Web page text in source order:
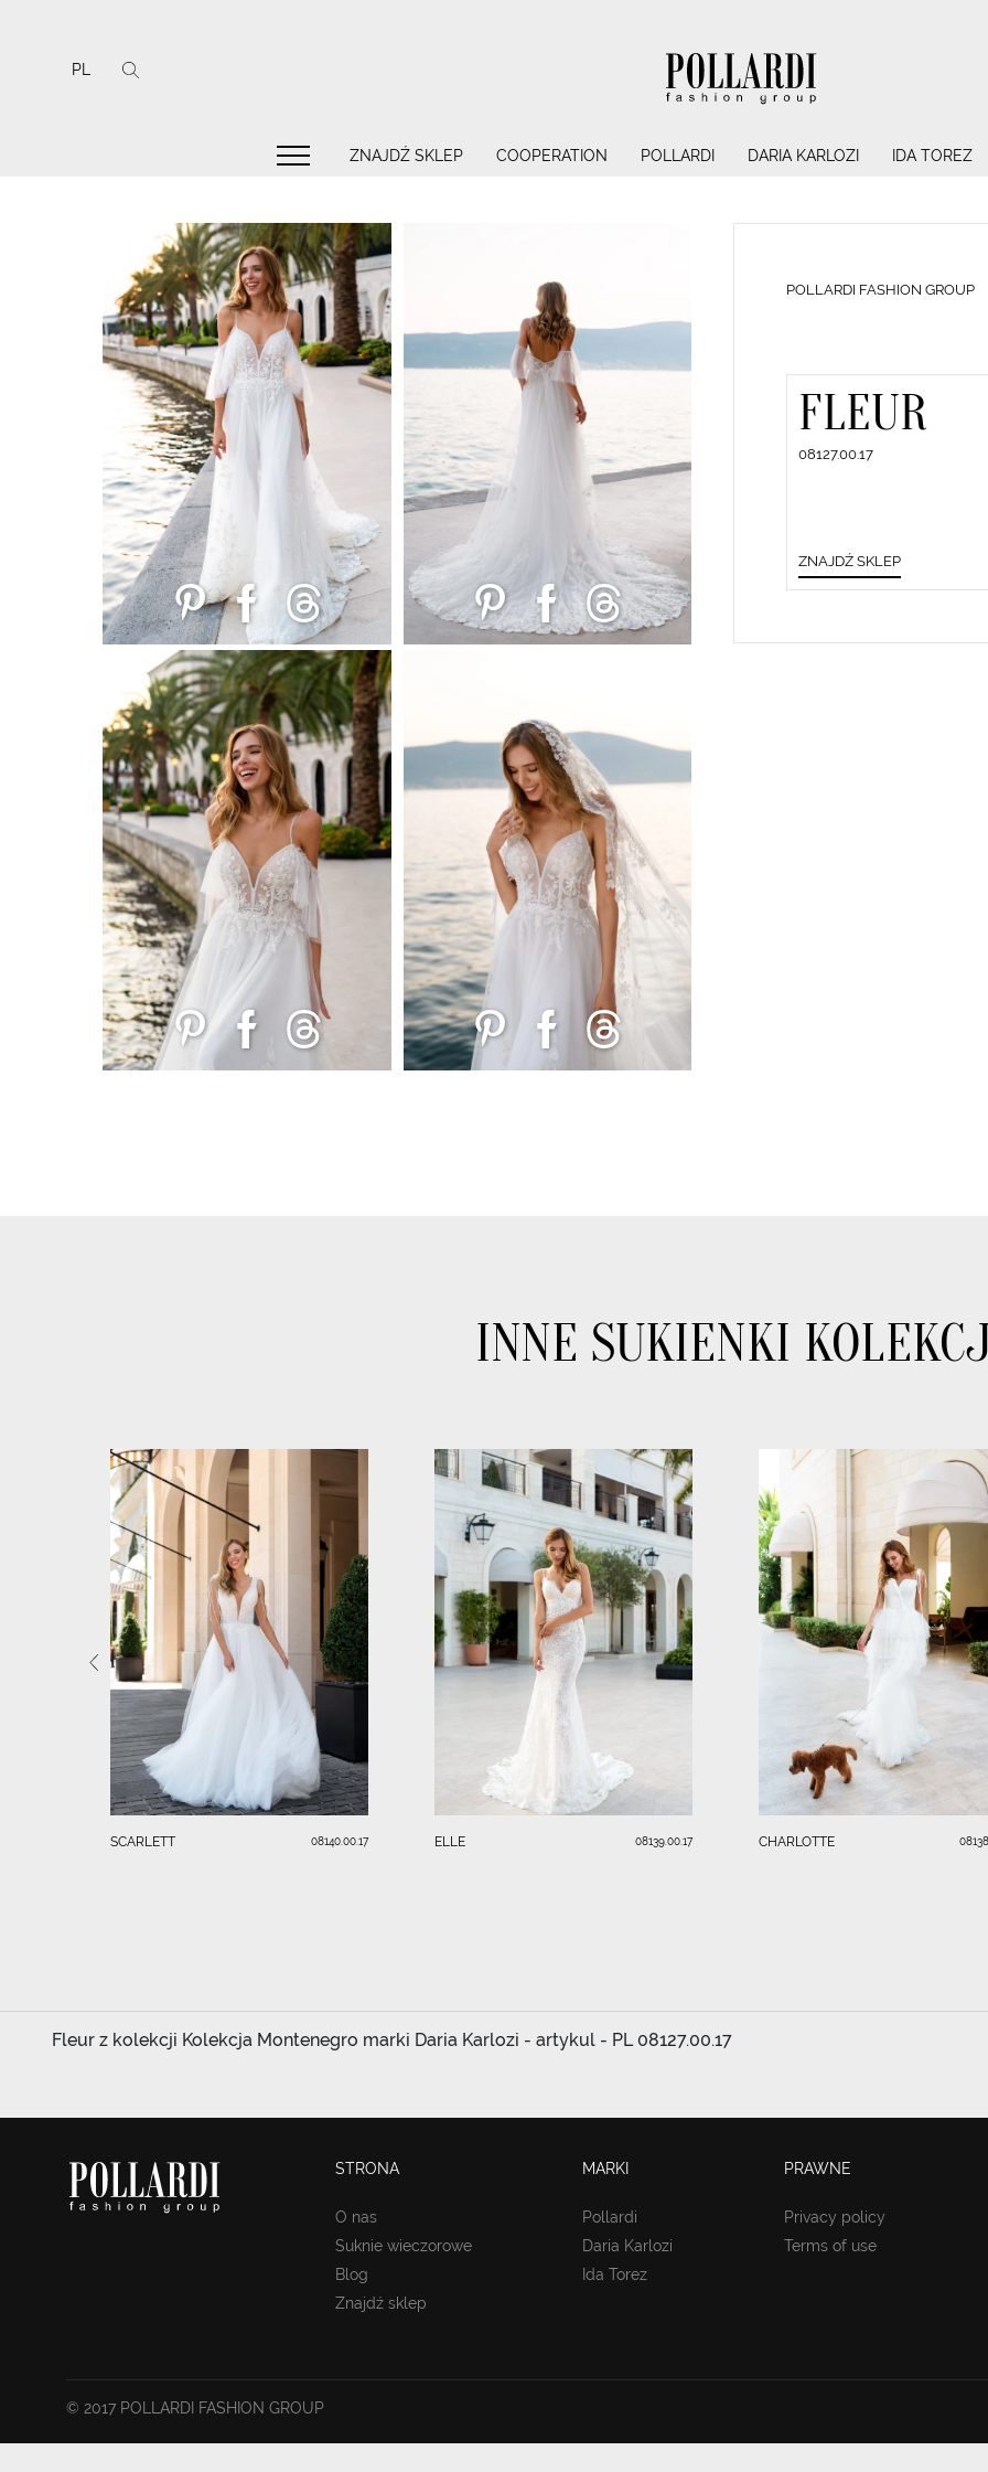
PL
ZNAJDŹ SKLEP COOPERATION POLLARDI DARIA KARLOZI IDA TOREZ
POLLARDI FASHION GROUP
FLEUR
08127.00.17
ZNAJDŹ SKLEP
INNE SUKIENKI
SCARLETT 08140.00.17 ELLE 08139.00.17 CHARLOTTE
Fleur z kolekcji Kolekcja Montenegro marki Daria Karlozi - artykul - PL 08127.00.17
STRONA
O nas
Suknie wieczorowe
Blog
Znajdź sklep
MARKI
Pollardi
Daria Karlozi
Ida Torez
PRAWNE
Privacy policy
Terms of use
© 2017 POLLARDI FASHION GROUP